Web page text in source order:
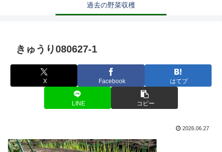
過去の野菜収穫
きゅうり080627-1
X Facebook はてブ
LINE コピー
2026.06.27